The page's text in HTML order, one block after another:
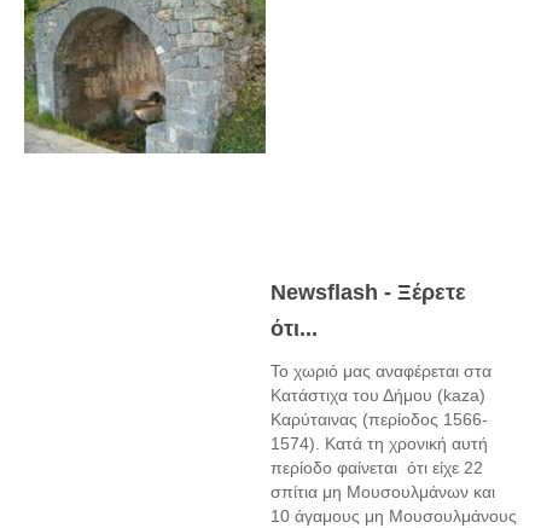
Newsflash - Ξέρετε
ότι...
Το χωριό μας αναφέρεται στα
Κατάστιχα του Δήμου (kaza)
Καρύταινας (περίοδος 1566-
1574). Κατά τη χρονική αυτή
περίοδο φαίνεται ότι είχε 22
σπίτια μη Μουσουλμάνων και
10 άγαμους μη Μουσουλμάνους